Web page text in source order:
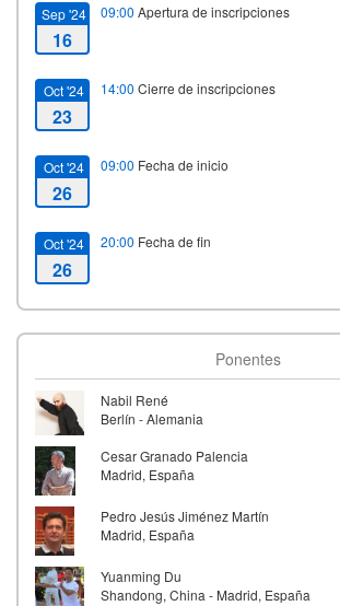
Sep '24
16
09:00 Apertura de inscripciones
Oct '24
23
14:00 Cierre de inscripciones
Oct '24
26
09:00 Fecha de inicio
Oct '24
26
20:00 Fecha de fin
Ponentes
Nabil René
Berlín - Alemania
Cesar Granado Palencia
Madrid, España
Pedro Jesús Jiménez Martín
Madrid, España
Yuanming Du
Shandong, China - Madrid, España